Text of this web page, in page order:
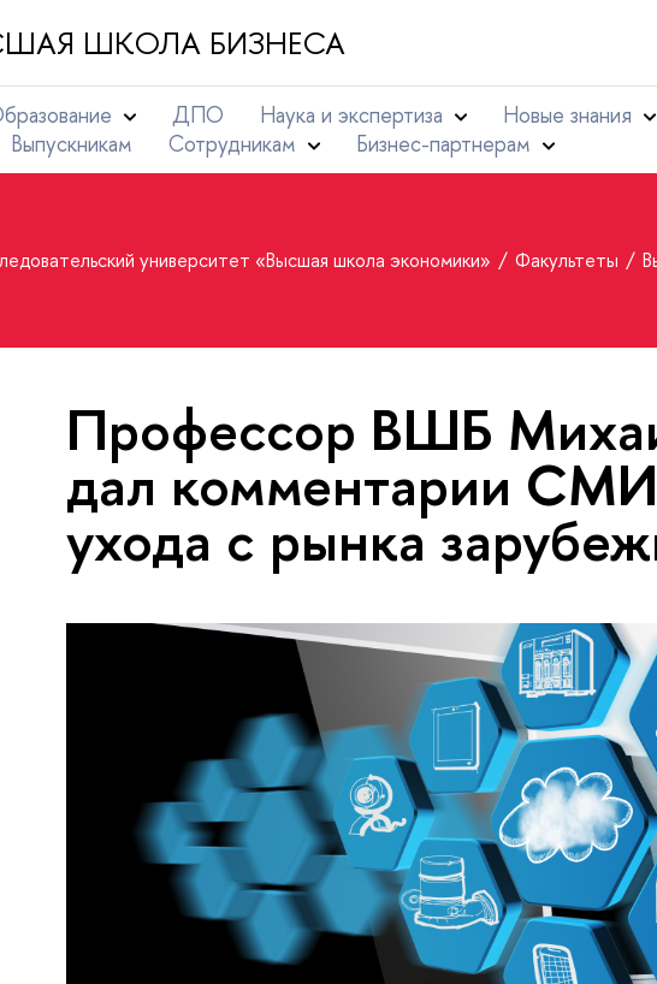
ШКОЛА БИЗНЕСА
ДПО Наука и экспертиза Новые знания
Выпускникам Сотрудникам Бизнес-партнерам
университет «Высшая школа экономики» Факультеты
Профессор ВШБ
дал комментарии
ухода с рынка